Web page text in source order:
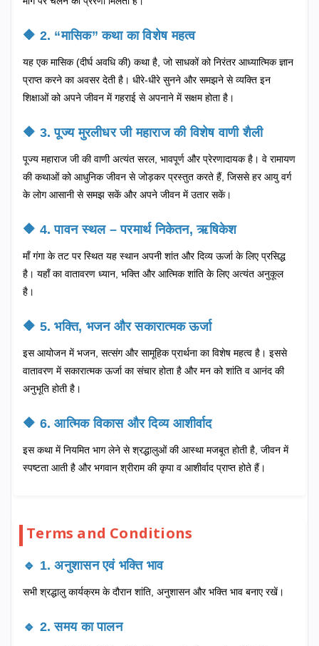
🔶 2. “मासिक” कथा का विशेष महत्व
यह एक मासिक (दीर्घ अवधि की) कथा है, जो साधकों को निरंतर आध्यात्मिक ज्ञान
प्राप्त करने का अवसर देती है। धीरे-धीरे सुनने और समझने से व्यक्ति इन
शिक्षाओं को अपने जीवन में गहराई से अपनाने में सक्षम होता है।
🔶 3. पूज्य मुरलीधर जी महाराज की विशेष वाणी शैली
पूज्य महाराज जी की वाणी अत्यंत सरल, भावपूर्ण और प्रेरणादायक है। वे रामायण
की कथाओं को आधुनिक जीवन से जोड़कर प्रस्तुत करते हैं, जिससे हर आयु वर्ग
के लोग आसानी से समझ सकें और अपने जीवन में उतार सकें।
🔶 4. पावन स्थल – परमार्थ निकेतन, ऋषिकेश
माँ गंगा के तट पर स्थित यह स्थान अपनी शांत और दिव्य ऊर्जा के लिए प्रसिद्ध
है। यहाँ का वातावरण ध्यान, भक्ति और आत्मिक शांति के लिए अत्यंत अनुकूल
है।
🔶 5. भक्ति, भजन और सकारात्मक ऊर्जा
इस आयोजन में भजन, सत्संग और सामूहिक प्रार्थना का विशेष महत्व है। इससे
वातावरण में सकारात्मक ऊर्जा का संचार होता है और मन को शांति व आनंद की
अनुभूति होती है।
🔶 6. आत्मिक विकास और दिव्य आशीर्वाद
इस कथा में नियमित भाग लेने से श्रद्धालुओं की आस्था मजबूत होती है, जीवन में
स्पष्टता आती है और भगवान श्रीराम की कृपा व आशीर्वाद प्राप्त होते हैं।
Terms and Conditions
🔹 1. अनुशासन एवं भक्ति भाव
सभी श्रद्धालु कार्यक्रम के दौरान शांति, अनुशासन और भक्ति भाव बनाए रखें।
🔹 2. समय का पालन